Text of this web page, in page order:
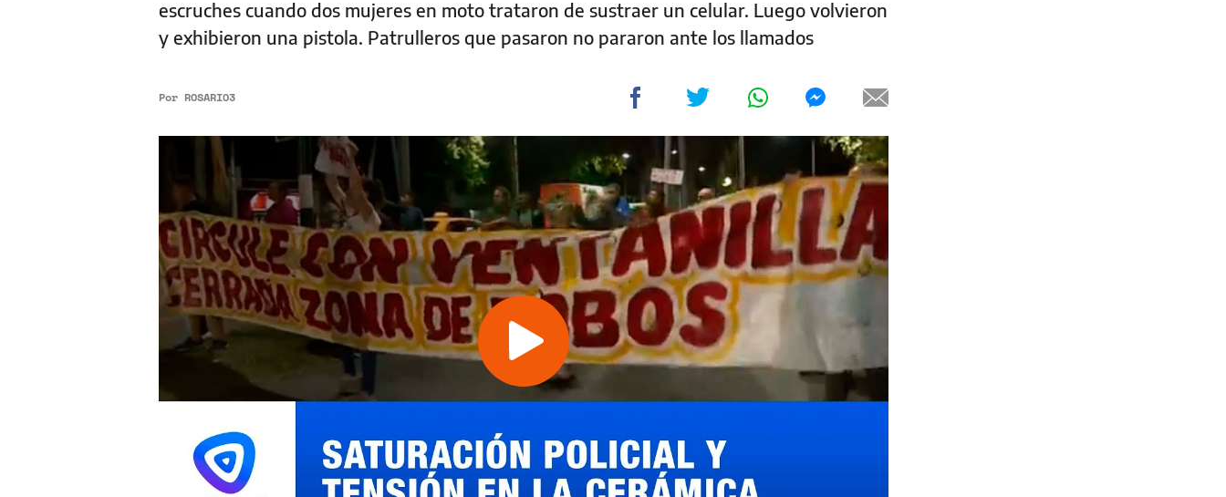
escruches cuando dos mujeres en moto trataron de sustraer un celular. Luego volvieron
y exhibieron una pistola. Patrulleros que pasaron no pararon ante los llamados
Por ROSARIO3
Play
Video